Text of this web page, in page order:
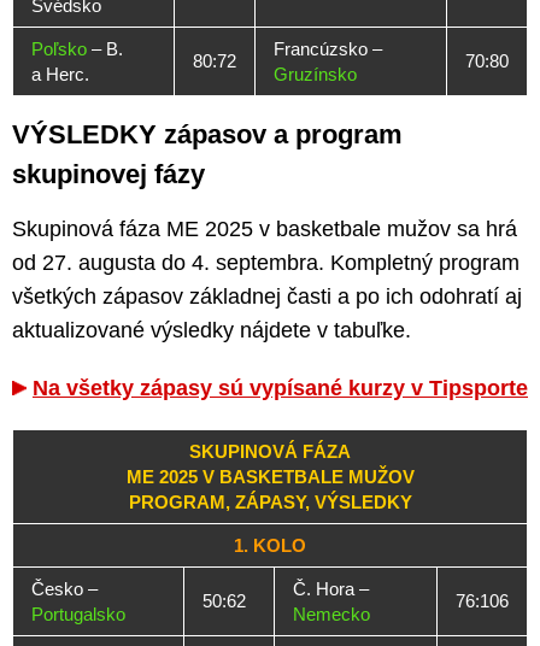
Švédsko
Poľsko – B.
a Herc.
80:72
Francúzsko –
Gruzínsko
70:80
VÝSLEDKY zápasov a program
skupinovej fázy
Skupinová fáza ME 2025 v basketbale mužov sa hrá
od 27. augusta do 4. septembra. Kompletný program
všetkých zápasov základnej časti a po ich odohratí aj
aktualizované výsledky nájdete v tabuľke.
Na všetky zápasy sú vypísané kurzy v Tipsporte
SKUPINOVÁ FÁZA
ME 2025 V BASKETBALE MUŽOV
PROGRAM, ZÁPASY, VÝSLEDKY
1. KOLO
Česko –
Portugalsko
50:62
Č. Hora –
Nemecko
76:106